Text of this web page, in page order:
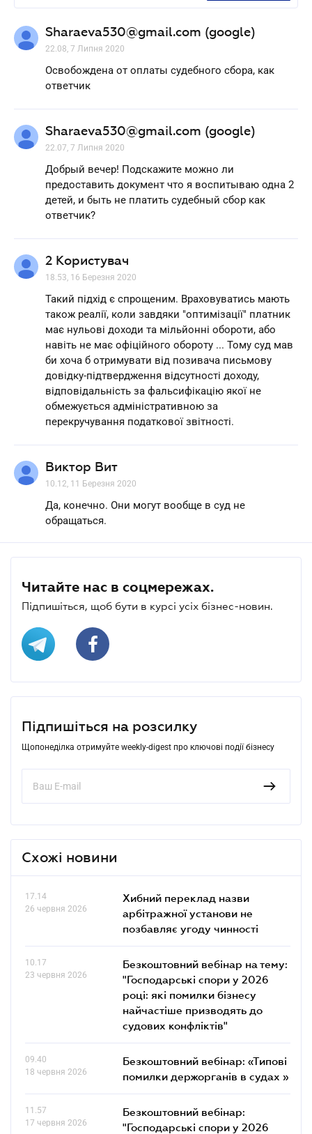
Sharaeva530@gmail.com (google)
22.08, 7 Липня 2020
Освобождена от оплаты судебного сбора, как
ответчик
Sharaeva530@gmail.com (google)
22.07, 7 Липня 2020
Добрый вечер! Подскажите можно ли
предоставить документ что я воспитываю одна 2
детей, и быть не платить судебный сбор как
ответчик?
2 Користувач
18.53, 16 Березня 2020
Такий підхід є спрощеним. Враховуватись мають
також реалії, коли завдяки "оптимізації" платник
має нульові доходи та мільйонні обороти, або
навіть не має офіційного обороту ... Тому суд мав
би хоча б отримувати від позивача письмову
довідку-підтвердження відсутності доходу,
відповідальність за фальсифікацію якої не
обмежується адміністративною за
перекручування податкової звітності.
Виктор Вит
10.12, 11 Березня 2020
Да, конечно. Они могут вообще в суд не
обращаться.
Читайте нас в соцмережах.
Підпишіться, щоб бути в курсі усіх бізнес-новин.
Підпишіться на розсилку
Щопонеділка отримуйте weekly-digest про ключові події бізнесу
Схожі новини
17.14
26 червня 2026
Хибний переклад назви
арбітражної установи не
позбавляє угоду чинності
10.17
23 червня 2026
Безкоштовний вебінар на тему:
"Господарські спори у 2026
році: які помилки бізнесу
найчастіше призводять до
судових конфліктів"
09.40
18 червня 2026
Безкоштовний вебінар: «Типові
помилки держорганів в судах »
11.57
17 червня 2026
Безкоштовний вебінар:
"Господарські спори у 2026